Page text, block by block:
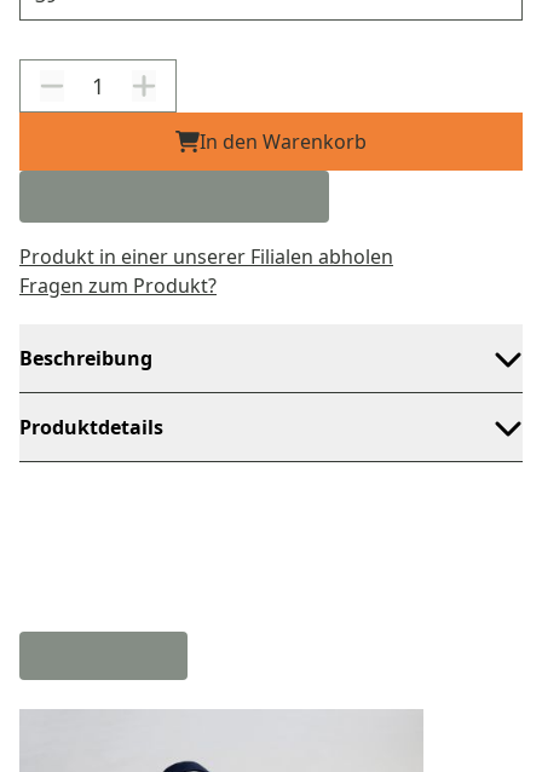
In den Warenkorb
Produkt in einer unserer Filialen abholen
Fragen zum Produkt?
Beschreibung
Produktdetails